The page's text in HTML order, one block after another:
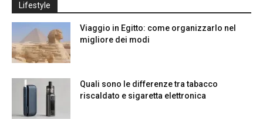
Lifestyle
Viaggio in Egitto: come organizzarlo nel
migliore dei modi
Quali sono le differenze tra tabacco
riscaldato e sigaretta elettronica